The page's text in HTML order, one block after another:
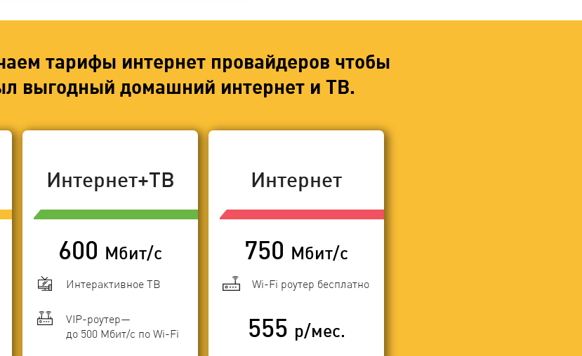
тарифы интернет провайдеров чтобы
выгодный домашний интернет и ТВ.
Интернет+ТВ
600 Мбит/с
Интерактивное ТВ
VIP-роутер—
до 500 Мбит/с по Wi-Fi
Интернет
750 Мбит/с
Wi-Fi роутер бесплатно
555 р/мес.